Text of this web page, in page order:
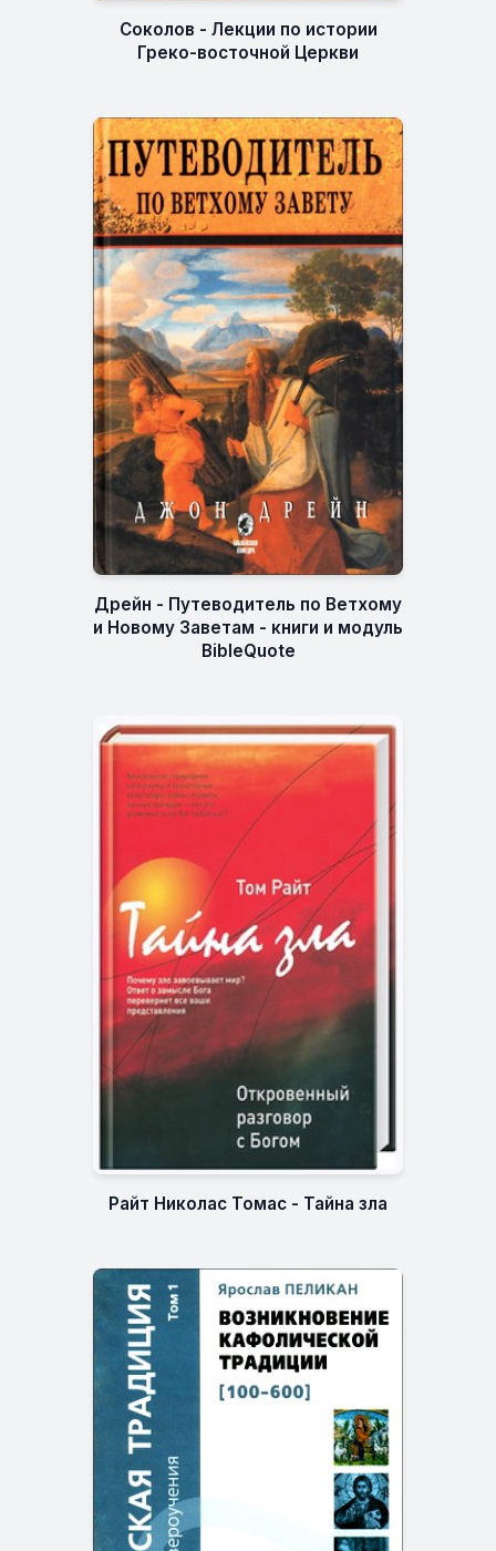
Соколов - Лекции по истории
Греко-восточной Церкви
Дрейн - Путеводитель по Ветхому
и Новому Заветам - книги и модуль
BibleQuote
Райт Николас Томас - Тайна зла